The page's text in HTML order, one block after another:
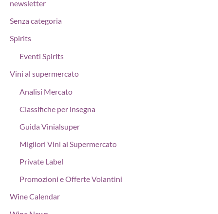
newsletter
Senza categoria
Spirits
Eventi Spirits
Vini al supermercato
Analisi Mercato
Classifiche per insegna
Guida Vinialsuper
Migliori Vini al Supermercato
Private Label
Promozioni e Offerte Volantini
Wine Calendar